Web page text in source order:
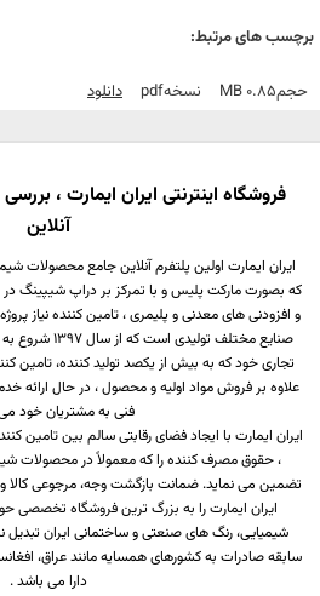
برچسب های مرتبط:
حجم0.85 MB نسخهPdf دانلود
فروشگاه اینترنتی ایران ایمارت ،
آنلاین
ایران ایمارت اولین پلتفرم آنلاین جامع محصولات
که بصورت مارکت پلیس و با تمرکز بر دراپ شیپینگ
و افزودنی های معدنی و پلیمری ، تامین کننده نیاز
صنایع مختلف
تجاری خود که به بیش از یکصد تولید کننده، تامین
علاوه بر فروش مواد اولیه و محصول ، در حال ارائه
فنی به مشتریان خود
ایران ایمارت با ایجاد فضای رقابتی سالم بین تامین
، حقوق مصرف کننده را که معمولاً در محصولات
تضمین می نماید. ضمانت بازگشت وجه، مرجوعی
ایران ایمارت را به بزرگ ترین فروشگاه تخصصی
شیمیایی، رنگ های صنعتی و ساختمانی ایران
سابقه صادرات به کشورهای همسایه مانند عراق،
دارا می باشد .